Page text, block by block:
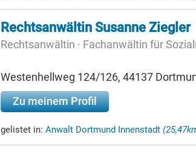
Rechtsanwältin Susanne Ziegler
Rechtsanwältin · Fachanwältin für
Westenhellweg 124/126, 44137
Zu meinem Profil
gelistet in: Anwalt Dortmund Innenstadt